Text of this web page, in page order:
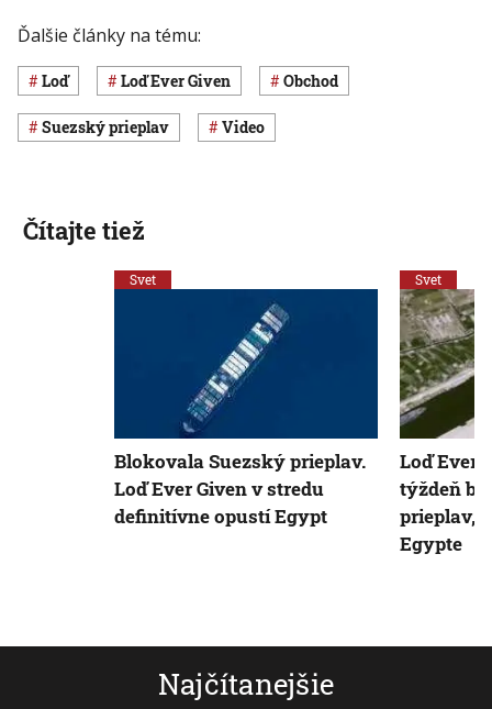
Ďalšie články na tému:
loď loď Ever Given obchod
Suezský prieplav Video
Najčítanejšie
Čítajte tiež
Svet
Blokovala Suezský prieplav.
Loď Ever Given v stredu
definitívne opustí Egypt
Svet
Loď Ever
týždeň
prieplav,
Egypte